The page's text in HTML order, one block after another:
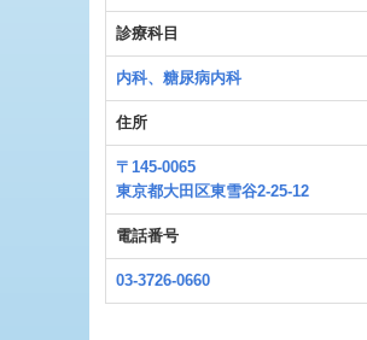
診療科目
内科、糖尿病内科
住所
〒145-0065
東京都大田区東雪谷2-25-12
電話番号
03-3726-0660